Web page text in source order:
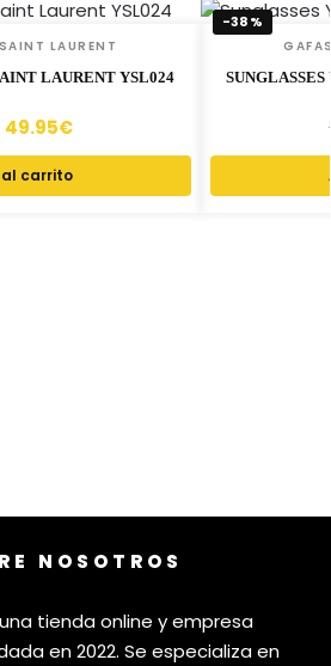
LAURENT
LAURENT YSL024
49.95€
carrito
-38%
NOSOTROS
tienda online y empresa
en 2022. Se especializa en